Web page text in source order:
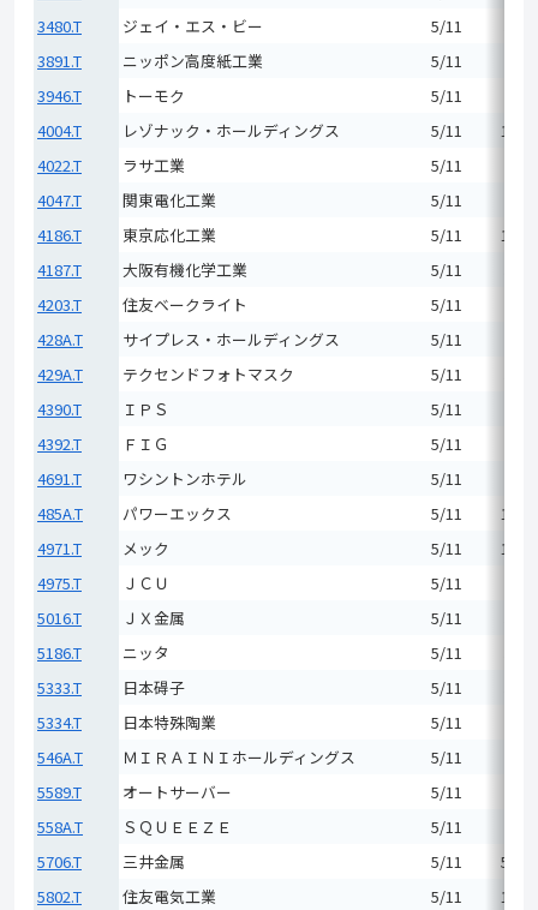
3480.T
ジェイ・エス・ビー 5/11
3891.T
ニッポン高度紙工業 5/11
3946.T
トーモク 5/11
4004.T
レゾナック・ホールディングス 5/11
4022.T
ラサ工業 5/11
4047.T
関東電化工業 5/11
4186.T
東京応化工業 5/11
4187.T
大阪有機化学工業 5/11
4203.T
住友ベークライト 5/11
428A.T
サイプレス・ホールディングス 5/11
429A.T
テクセンドフォトマスク 5/11
4390.T
ＩＰＳ 5/11
4392.T
ＦＩＧ 5/11
4691.T
ワシントンホテル 5/11
485A.T
パワーエックス 5/11
4971.T
メック 5/11
4975.T
ＪＣＵ 5/11
5016.T
ＪＸ金属 5/11
5186.T
ニッタ 5/11
5333.T
日本碍子 5/11
5334.T
日本特殊陶業 5/11
546A.T
ＭＩＲＡＩＮＩホールディングス 5/11
5589.T
オートサーバー 5/11
558A.T
ＳＱＵＥＥＺＥ 5/11
5706.T
三井金属 5/11
5802.T
住友電気工業 5/11